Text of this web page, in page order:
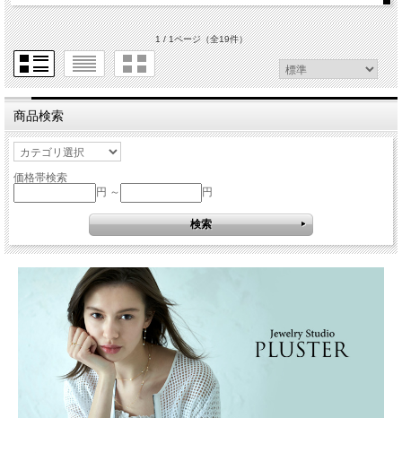
1 / 1ページ（全19件）
商品検索
価格帯検索
円 ～
円